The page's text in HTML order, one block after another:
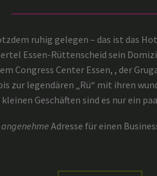
ruhig gelegen – das ist das
Essen-Rüttenscheid sein
Congress Center Essen, , der
zur legendären „Rü“ mit ihren
kleinen Geschäften sind es nur ein
angenehme Adresse für einen